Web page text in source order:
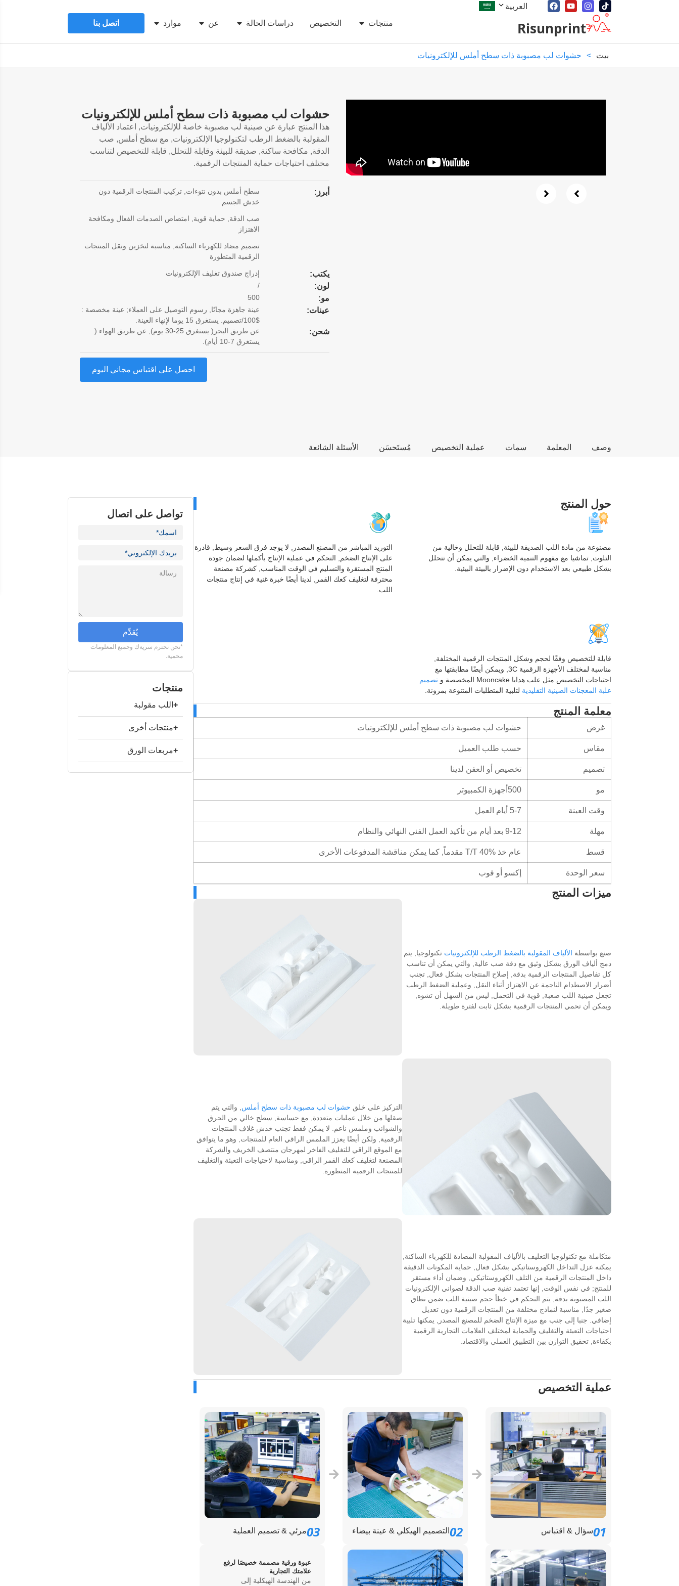
العربية
Risunprint منتجات التخصيص دراسات الحالة عن موارد اتصل بنا
بيت > حشوات لب مصبوبة ذات سطح أملس للإلكترونيات
حشوات لب مصبوبة ذات سطح أملس للإلكترونيات
هذا المنتج عبارة عن صينية لب مصبوبة خاصة للإلكترونيات, اعتماد الألياف
المقولبة بالضغط الرطب لتكنولوجيا الإلكترونيات, مع سطح أملس, صب
الدقة, مكافحة ساكنة, صديقة للبيئة وقابلة للتحلل, قابلة للتخصيص لتناسب
مختلف احتياجات حماية المنتجات الرقمية.
أبرز:
سطح أملس بدون نتوءات, تركيب المنتجات الرقمية دون
خدش الجسم
صب الدقة, حماية قوية, امتصاص الصدمات الفعال ومكافحة
الاهتزاز
تصميم مضاد للكهرباء الساكنة, مناسبة لتخزين ونقل المنتجات
الرقمية المتطورة
يكتب: إدراج صندوق تغليف الإلكترونيات
لون: /
مو: 500
عينات:
عينة جاهزة مجانًا, رسوم التوصيل على العملاء; عينة مخصصة :
$100/تصميم. يستغرق 15 يوما لإنهاء العينة.
شحن:
عن طريق البحر( يستغرق 25-30 يوم), عن طريق الهواء (
يستغرق 7-10 أيام).
احصل على اقتباس مجاني اليوم
وصف المعلمة سمات عملية التخصيص مُستَحسَن الأسئلة الشائعة
حول المنتج
مصنوعة من مادة اللب الصديقة للبيئة, قابلة للتحلل وخالية من
التلوث, تماشيا مع مفهوم التنمية الخضراء, والتي يمكن أن تتحلل
بشكل طبيعي بعد الاستخدام دون الإضرار بالبيئة البيئية.
التوريد المباشر من المصنع المصدر, لا يوجد فرق السعر وسيط, قادرة
على الإنتاج الضخم, التحكم في عملية الإنتاج بأكملها لضمان جودة
المنتج المستقرة والتسليم في الوقت المناسب, كشركة مصنعة
محترفة لتغليف كعك القمر, لدينا أيضًا خبرة غنية في إنتاج منتجات
اللب.
قابلة للتخصيص وفقًا لحجم وشكل المنتجات الرقمية المختلفة,
مناسبة لمختلف الأجهزة الرقمية 3C, ويمكن أيضًا مطابقتها مع
احتياجات التخصيص مثل علب هدايا Mooncake المخصصة و
تصميم
علبة المعجنات الصينية التقليدية لتلبية المتطلبات المتنوعة بمرونة.
معلمة المنتج
غرض حشوات لب مصبوبة ذات سطح أملس للإلكترونيات
مقاس حسب طلب العميل
تصميم تخصيص أو العفن لدينا
مو 500أجهزة الكمبيوتر
وقت العينة 5-7 أيام العمل
مهلة 9-12 بعد أيام من تأكيد العمل الفني النهائي والنظام
قسط عام خذ T/T 40% مقدماً, كما يمكن مناقشة المدفوعات الأخرى
سعر الوحدة إكسو أو فوب
ميزات المنتج
صنع بواسطة الألياف المقولبة بالضغط الرطب للإلكترونيات تكنولوجيا, يتم
دمج ألياف الورق بشكل وثيق مع دقة صب عالية, والتي يمكن أن تناسب
كل تفاصيل المنتجات الرقمية بدقة, إصلاح المنتجات بشكل فعال, تجنب
أضرار الاصطدام الناجمة عن الاهتزاز أثناء النقل, وعملية الضغط الرطب
تجعل صينية اللب صعبة, قوية في التحمل, ليس من السهل أن تشوه,
ويمكن أن تحمي المنتجات الرقمية بشكل ثابت لفترة طويلة.
التركيز على خلق حشوات لب مصبوبة ذات سطح أملس, والتي يتم
صقلها من خلال عمليات متعددة, مع حساسة, سطح خالي من الحرق
والشوائب وملمس ناعم. لا يمكن فقط تجنب خدش غلاف المنتجات
الرقمية, ولكن أيضًا يعزز الملمس الراقي العام للمنتجات, وهو ما يتوافق
مع الموقع الراقي للتغليف الفاخر لمهرجان منتصف الخريف والشركة
المصنعة لتغليف كعك القمر الراقي, ومناسبة لاحتياجات التعبئة والتغليف
للمنتجات الرقمية المتطورة.
متكاملة مع تكنولوجيا التغليف بالألياف المقولبة المضادة للكهرباء الساكنة,
يمكنه عزل التداخل الكهروستاتيكي بشكل فعال, حماية المكونات الدقيقة
داخل المنتجات الرقمية من التلف الكهروستاتيكي, وضمان أداء مستقر
للمنتج; في نفس الوقت, إنها تعتمد تقنية صب الدقة لصواني الإلكترونيات
اللب المصبوبة بدقة, يتم التحكم في خطأ حجم صينية اللب ضمن نطاق
صغير جدًا, مناسبة لنماذج مختلفة من المنتجات الرقمية دون تعديل
إضافي. جنبا إلى جنب مع ميزة الإنتاج الضخم للمصنع المصدر, يمكنها تلبية
احتياجات التعبئة والتغليف والحماية لمختلف العلامات التجارية الرقمية
بكفاءة, تحقيق التوازن بين التطبيق العملي والاقتصاد.
عملية التخصيص
01سؤال & اقتباس 02التصميم الهيكلي & عينة بيضاء 03مرئي & تصميم العملية
عبوة ورقية مصممة خصيصًا لرفع
علامتك التجارية
من الهندسة الهيكلية إلى
تواصل على اتصال
يُقدِّم
*نحن نحترم سريةك وجميع المعلومات
محمية.
منتجات
+ اللب مقولبة
+منتجات أخرى
+مربعات الورق